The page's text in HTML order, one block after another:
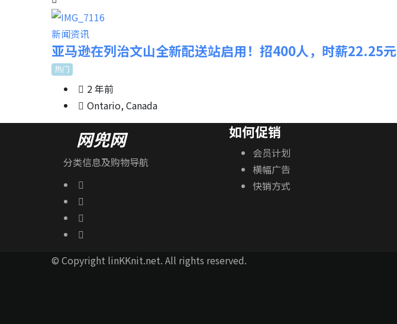
新闻资讯
亚马逊在列治文山全新配送站启用！招400人，时薪22.25元
热门
2 年前
Ontario, Canada
网兜网
分类信息及购物导航
如何促销
会员计划
横幅广告
快销方式
© Copyright linKKnit.net. All rights reserved.